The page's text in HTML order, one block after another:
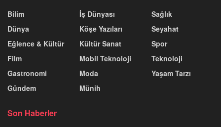
Bilim
Dünya
Eğlence & Kültür
Film
Gastronomi
Gündem
İş Dünyası
Köşe Yazıları
Kültür Sanat
Mobil Teknoloji
Moda
Münih
Sağlık
Seyahat
Spor
Teknoloji
Yaşam Tarzı
Son Haberler